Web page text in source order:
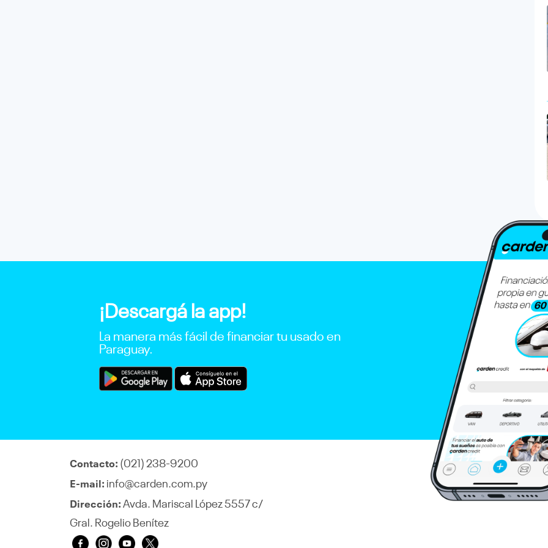
¡Descargá la app!
La manera más fácil de financiar tu usado en
Paraguay.
Contacto: (021) 238-9200
E-mail: info@carden.com.py
Dirección: Avda. Mariscal López 5557 c/
Gral. Rogelio Benítez